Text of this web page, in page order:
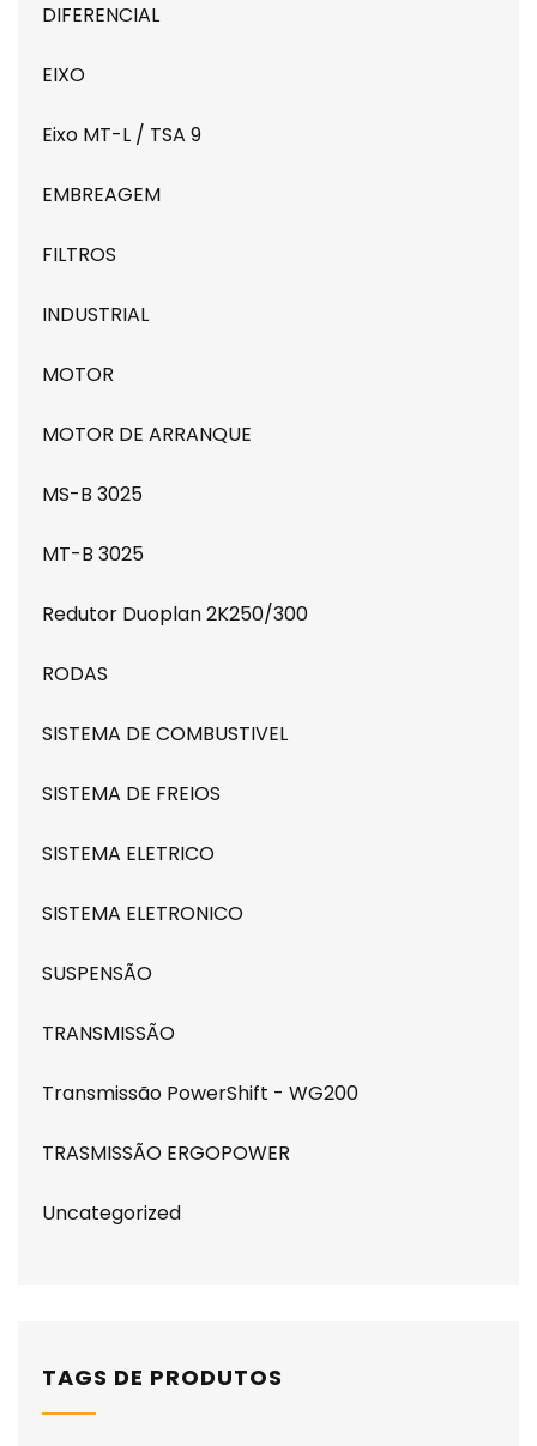
DIFERENCIAL
EIXO
Eixo MT-L / TSA 9
EMBREAGEM
FILTROS
INDUSTRIAL
MOTOR
MOTOR DE ARRANQUE
MS-B 3025
MT-B 3025
Redutor Duoplan 2K250/300
RODAS
SISTEMA DE COMBUSTIVEL
SISTEMA DE FREIOS
SISTEMA ELETRICO
SISTEMA ELETRONICO
SUSPENSÃO
TRANSMISSÃO
Transmissão PowerShift - WG200
TRASMISSÃO ERGOPOWER
Uncategorized
TAGS DE PRODUTOS